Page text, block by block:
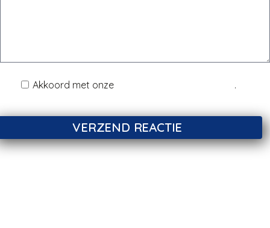
Akkoord met onze .
VERZEND REACTIE